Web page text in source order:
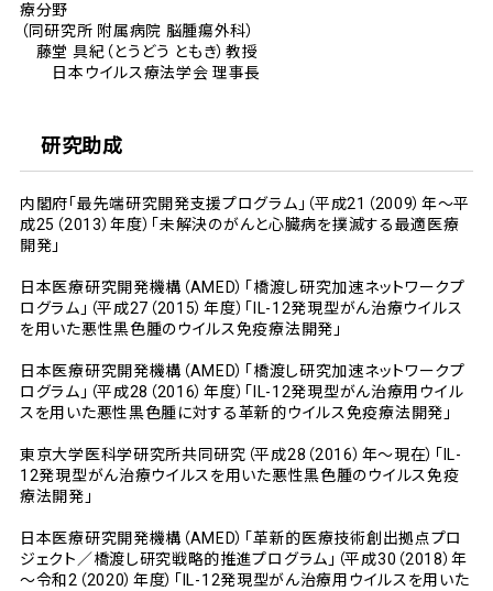
療分野
（同研究所 附属病院 脳腫瘍外科）
藤堂 具紀（とうどう ともき）教授
日本ウイルス療法学会 理事長
研究助成
内閣府「最先端研究開発支援プログラム」（平成21（2009）年～平
成25（2013）年度）「未解決のがんと心臓病を撲滅する最適医療
開発」
日本医療研究開発機構（AMED）「橋渡し研究加速ネットワークプ
ログラム」（平成27（2015）年度）「IL-12発現型がん治療ウイルス
を用いた悪性黒色腫のウイルス免疫療法開発」
日本医療研究開発機構（AMED）「橋渡し研究加速ネットワークプ
ログラム」（平成28（2016）年度）「IL-12発現型がん治療用ウイル
スを用いた悪性黒色腫に対する革新的ウイルス免疫療法開発」
東京大学医科学研究所共同研究（平成28（2016）年～現在）「IL-
12発現型がん治療ウイルスを用いた悪性黒色腫のウイルス免疫
療法開発」
日本医療研究開発機構（AMED）「革新的医療技術創出拠点プロ
ジェクト／橋渡し研究戦略的推進プログラム」（平成30（2018）年
～令和2（2020）年度）「IL-12発現型がん治療用ウイルスを用いた